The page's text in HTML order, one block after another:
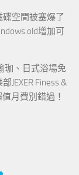
碟空間被塞爆了
增加可
珈、日式浴場免
JEXER Finess &
月費別錯過！